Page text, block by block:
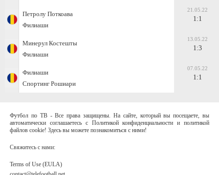
Петролу Поткоава
Филиаши
21.05.22
1:1
Минерул Костешты
Филиаши
13.05.22
1:3
Филиаши
Спортинг Рошиари
07.05.22
1:1
Футбол по ТВ - Все права защищены. На сайте, который вы посещаете, вы
автоматически соглашаетесь с Политикой конфиденциальности и политикой
файлов cookie! Здесь вы можете познакомиться с ними!
Свяжитесь с нами:
Terms of Use (EULA)